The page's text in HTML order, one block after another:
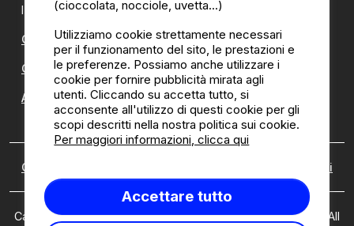
I nostri partner:
CampingDirect
CampingStreetView
ANNUARIO DEI CAMPEGGI
Chi siamo Politica di recensioni
Camping2Be.com ©2026 Camping2Be, all rights reserved. All
(cioccolata, nocciole, uvetta...)
Utilizziamo cookie strettamente necessari
per il funzionamento del sito, le prestazioni e
le preferenze. Possiamo anche utilizzare i
cookie per fornire pubblicità mirata agli
utenti. Cliccando su accetta tutto, si
acconsente all'utilizzo di questi cookie per gli
scopi descritti nella nostra politica sui cookie.
Per maggiori informazioni, clicca qui
Accettare tutto